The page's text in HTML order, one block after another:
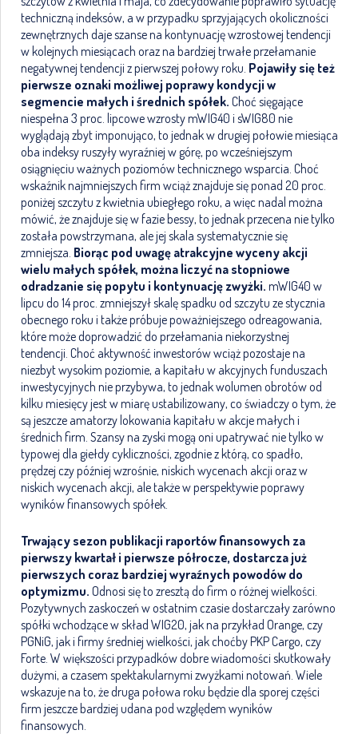
techniczną indeksów, a w przypadku sprzyjających okoliczności
zewnętrznych daje szanse na kontynuację wzrostowej tendencji
w kolejnych miesiącach oraz na bardziej trwałe przełamanie
negatywnej tendencji z pierwszej połowy roku. Pojawiły się też
pierwsze oznaki możliwej poprawy kondycji w
segmencie małych i średnich spółek. Choć sięgające
niespełna 3 proc. lipcowe wzrosty mWIG40 i sWIG80 nie
wyglądają zbyt imponująco, to jednak w drugiej połowie miesiąca
oba indeksy ruszyły wyraźniej w górę, po wcześniejszym
osiągnięciu ważnych poziomów technicznego wsparcia. Choć
wskaźnik najmniejszych firm wciąż znajduje się ponad 20 proc.
poniżej szczytu z kwietnia ubiegłego roku, a więc nadal można
mówić, że znajduje się w fazie bessy, to jednak przecena nie tylko
została powstrzymana, ale jej skala systematycznie się
zmniejsza. Biorąc pod uwagę atrakcyjne wyceny akcji
wielu małych spółek, można liczyć na stopniowe
odradzanie się popytu i kontynuację zwyżki. mWIG40 w
lipcu do 14 proc. zmniejszył skalę spadku od szczytu ze stycznia
obecnego roku i także próbuje poważniejszego odreagowania,
które może doprowadzić do przełamania niekorzystnej
tendencji. Choć aktywność inwestorów wciąż pozostaje na
niezbyt wysokim poziomie, a kapitału w akcyjnych funduszach
inwestycyjnych nie przybywa, to jednak wolumen obrotów od
kilku miesięcy jest w miarę ustabilizowany, co świadczy o tym, że
są jeszcze amatorzy lokowania kapitału w akcje małych i
średnich firm. Szansy na zyski mogą oni upatrywać nie tylko w
typowej dla giełdy cykliczności, zgodnie z którą, co spadło,
prędzej czy później wzrośnie, niskich wycenach akcji oraz w
niskich wycenach akcji, ale także w perspektywie poprawy
wyników finansowych spółek.
Trwający sezon publikacji raportów finansowych za
pierwszy kwartał i pierwsze półrocze, dostarcza już
pierwszych coraz bardziej wyraźnych powodów do
optymizmu. Odnosi się to zresztą do firm o różnej wielkości.
Pozytywnych zaskoczeń w ostatnim czasie dostarczały zarówno
spółki wchodzące w skład WIG20, jak na przykład Orange, czy
PGNiG, jak i firmy średniej wielkości, jak choćby PKP Cargo, czy
Forte. W większości przypadków dobre wiadomości skutkowały
dużymi, a czasem spektakularnymi zwyżkami notowań. Wiele
wskazuje na to, że druga połowa roku będzie dla sporej części
firm jeszcze bardziej udana pod względem wyników
finansowych.